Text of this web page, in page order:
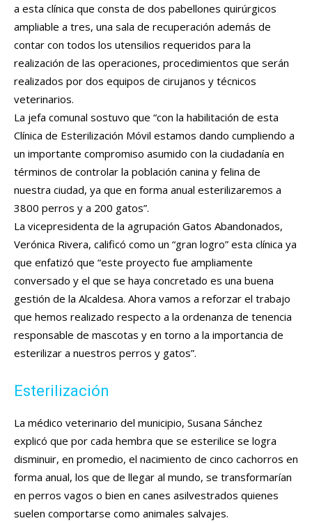
a esta clínica que consta de dos pabellones quirúrgicos
ampliable a tres, una sala de recuperación además de
contar con todos los utensilios requeridos para la
realización de las operaciones, procedimientos que serán
realizados por dos equipos de cirujanos y técnicos
veterinarios.
La jefa comunal sostuvo que “con la habilitación de esta
Clínica de Esterilización Móvil estamos dando cumpliendo a
un importante compromiso asumido con la ciudadanía en
términos de controlar la población canina y felina de
nuestra ciudad, ya que en forma anual esterilizaremos a
3800 perros y a 200 gatos”.
La vicepresidenta de la agrupación Gatos Abandonados,
Verónica Rivera, calificó como un “gran logro” esta clínica ya
que enfatizó que “este proyecto fue ampliamente
conversado y el que se haya concretado es una buena
gestión de la Alcaldesa. Ahora vamos a reforzar el trabajo
que hemos realizado respecto a la ordenanza de tenencia
responsable de mascotas y en torno a la importancia de
esterilizar a nuestros perros y gatos”.
Esterilización
La médico veterinario del municipio, Susana Sánchez
explicó que por cada hembra que se esterilice se logra
disminuir, en promedio, el nacimiento de cinco cachorros en
forma anual, los que de llegar al mundo, se transformarían
en perros vagos o bien en canes asilvestrados quienes
suelen comportarse como animales salvajes.